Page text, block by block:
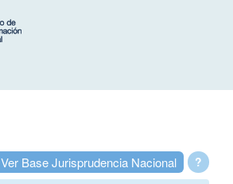
?
Ver Base Jurisprudencia Nacional